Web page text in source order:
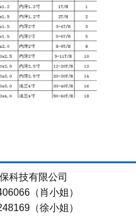
科技有限公司
（肖小姐）
（徐小姐）